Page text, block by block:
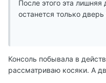
После этого эта
останется только
Консоль побывала в
рассматриваю косяки. А